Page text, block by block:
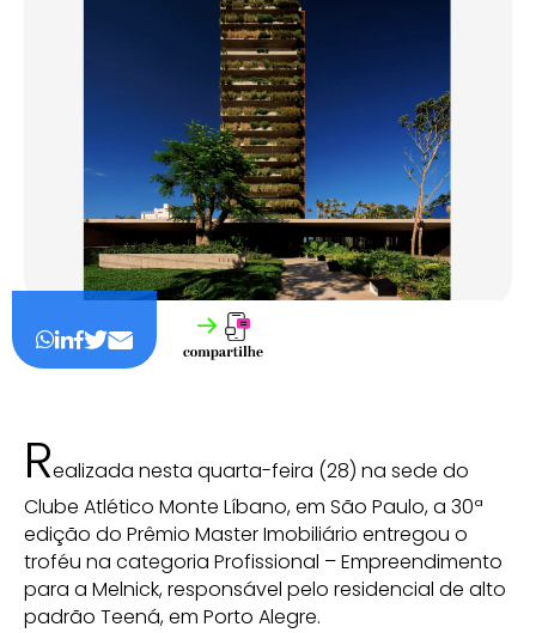
Realizada nesta quarta-feira (28) na sede do
Clube Atlético Monte Líbano, em São Paulo, a 30ª
edição do Prêmio Master Imobiliário entregou o
troféu na categoria Profissional – Empreendimento
para a Melnick, responsável pelo residencial de alto
padrão Teená, em Porto Alegre.